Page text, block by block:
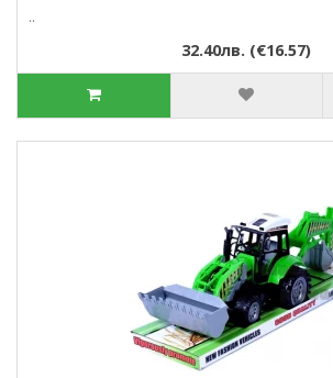
..
32.40лв. (€16.57)